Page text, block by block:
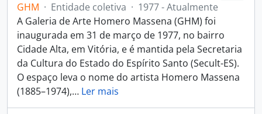
GHM · Entidade coletiva · 1977 - Atualmente
A Galeria de Arte Homero Massena (GHM) foi
inaugurada em 31 de março de 1977, no bairro
Cidade Alta, em Vitória, e é mantida pela Secretaria
da Cultura do Estado do Espírito Santo (Secult-ES).
O espaço leva o nome do artista Homero Massena
(1885–1974),… Ler mais